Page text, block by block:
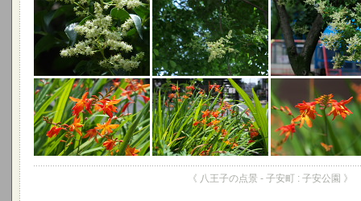
《 八王子の点景 - 子安町 : 子安公園 》